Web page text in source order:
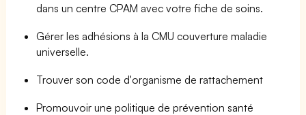
dans un centre CPAM avec votre fiche de soins.
Gérer les adhésions à la CMU couverture maladie
universelle.
Trouver son code d'organisme de rattachement
Promouvoir une politique de prévention santé